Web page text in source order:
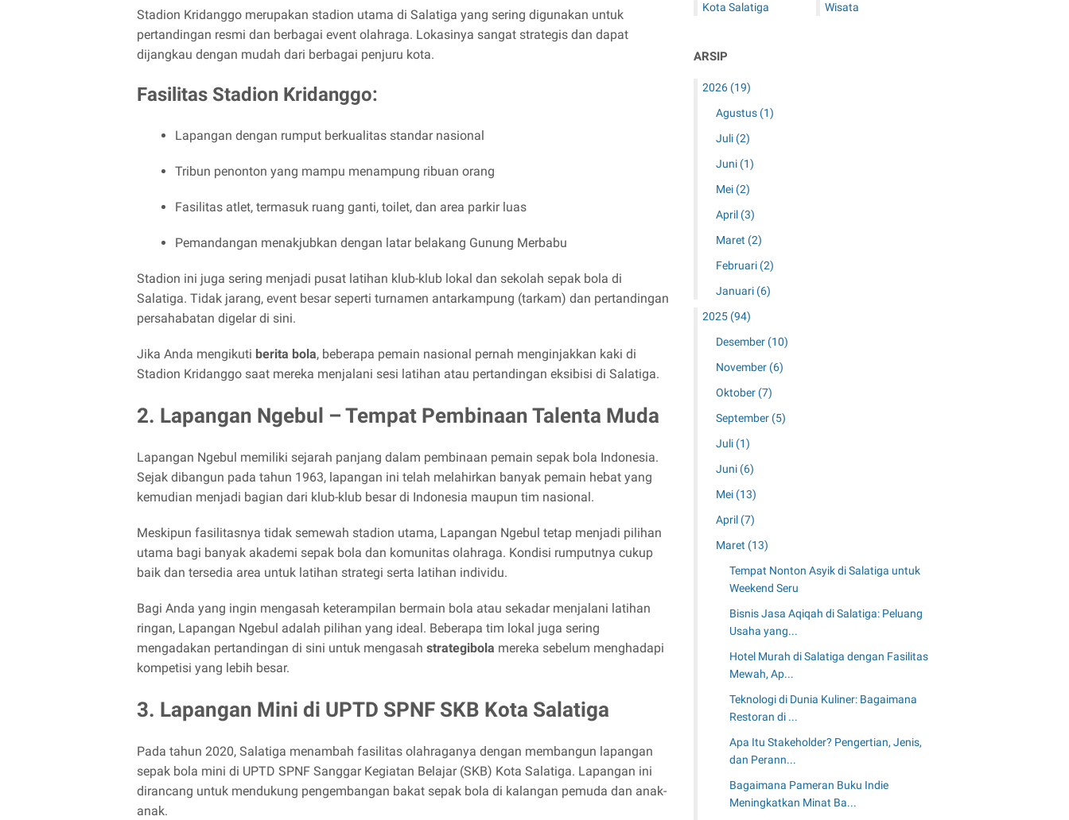
Stadion Kridanggo merupakan stadion utama di Salatiga yang sering digunakan untuk
pertandingan resmi dan berbagai event olahraga. Lokasinya sangat strategis dan dapat
dijangkau dengan mudah dari berbagai penjuru kota.
Fasilitas Stadion Kridanggo:
Lapangan dengan rumput berkualitas standar nasional
Tribun penonton yang mampu menampung ribuan orang
Fasilitas atlet, termasuk ruang ganti, toilet, dan area parkir luas
Pemandangan menakjubkan dengan latar belakang Gunung Merbabu
Stadion ini juga sering menjadi pusat latihan klub-klub lokal dan sekolah sepak bola di
Salatiga. Tidak jarang, event besar seperti turnamen antarkampung (tarkam) dan pertandingan
persahabatan digelar di sini.
Jika Anda mengikuti berita bola, beberapa pemain nasional pernah menginjakkan kaki di
Stadion Kridanggo saat mereka menjalani sesi latihan atau pertandingan eksibisi di Salatiga.
2. Lapangan Ngebul – Tempat Pembinaan Talenta Muda
Lapangan Ngebul memiliki sejarah panjang dalam pembinaan pemain sepak bola Indonesia.
Sejak dibangun pada tahun 1963, lapangan ini telah melahirkan banyak pemain hebat yang
kemudian menjadi bagian dari klub-klub besar di Indonesia maupun tim nasional.
Meskipun fasilitasnya tidak semewah stadion utama, Lapangan Ngebul tetap menjadi pilihan
utama bagi banyak akademi sepak bola dan komunitas olahraga. Kondisi rumputnya cukup
baik dan tersedia area untuk latihan strategi serta latihan individu.
Bagi Anda yang ingin mengasah keterampilan bermain bola atau sekadar menjalani latihan
ringan, Lapangan Ngebul adalah pilihan yang ideal. Beberapa tim lokal juga sering
mengadakan pertandingan di sini untuk mengasah strategibola mereka sebelum menghadapi
kompetisi yang lebih besar.
3. Lapangan Mini di UPTD SPNF SKB Kota Salatiga
Pada tahun 2020, Salatiga menambah fasilitas olahraganya dengan membangun lapangan
sepak bola mini di UPTD SPNF Sanggar Kegiatan Belajar (SKB) Kota Salatiga. Lapangan ini
dirancang untuk mendukung pengembangan bakat sepak bola di kalangan pemuda dan anak-
anak.
Kota Salatiga
Wisata
ARSIP
2026 (19)
Agustus (1)
Juli (2)
Juni (1)
Mei (2)
April (3)
Maret (2)
Februari (2)
Januari (6)
2025 (94)
Desember (10)
November (6)
Oktober (7)
September (5)
Juli (1)
Juni (6)
Mei (13)
April (7)
Maret (13)
Tempat Nonton Asyik di Salatiga untuk
Weekend Seru
Bisnis Jasa Aqiqah di Salatiga: Peluang
Usaha yang...
Hotel Murah di Salatiga dengan Fasilitas
Mewah, Ap...
Teknologi di Dunia Kuliner: Bagaimana
Restoran di ...
Apa Itu Stakeholder? Pengertian, Jenis,
dan Perann...
Bagaimana Pameran Buku Indie
Meningkatkan Minat Ba...